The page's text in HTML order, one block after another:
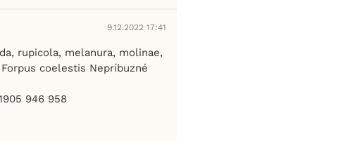
9.12.2022 17:41
rupicola, melanura, molinae,
coelestis Nepríbuzné
946 958